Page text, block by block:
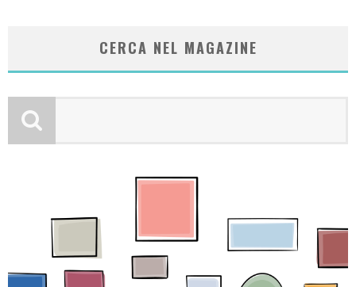
CERCA NEL MAGAZINE